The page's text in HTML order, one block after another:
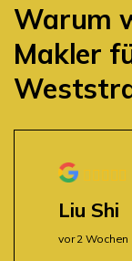
Warum
Makler
Liu Shi
vor 2 Wochen